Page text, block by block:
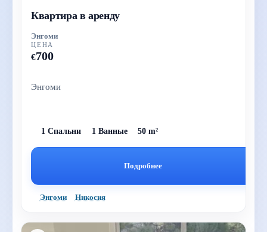
Квартира в аренду
Энгоми
ЦЕНА
€700
Энгоми
1 Спальни 1 Ванные 50 m²
Подробнее
Энгоми Никосия